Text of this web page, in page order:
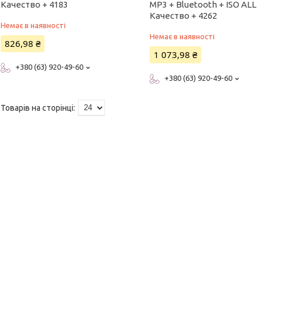
Качество + 4183
Немає в наявності
826,98 ₴
+380 (63) 920-49-60
MP3 + Bluetooth + ISO ALL
Качество + 4262
Немає в наявності
1 073,98 ₴
+380 (63) 920-49-60